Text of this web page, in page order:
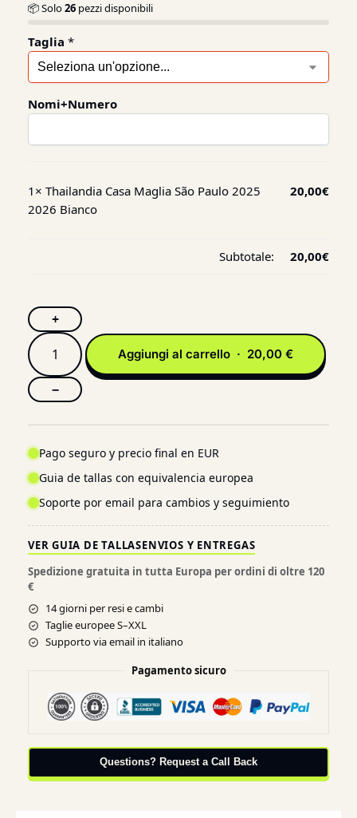
📦 Solo26 pezzi disponibili
Taglia *
Nomi+Numero
1× Thailandia Casa Maglia São Paulo 2025
2026 Bianco
20,00€
Subtotale: 20,00€
+
−
Aggiungi al carrello · 20,00 €
Pago seguro y precio final en EUR
Guia de tallas con equivalencia europea
Soporte por email para cambios y seguimiento
VER GUIA DE TALLASENVIOS Y ENTREGAS
Spedizione gratuita in tutta Europa per ordini di oltre 120
€
14 giorni per resi e cambi
Taglie europee S–XXL
Supporto via email in italiano
Pagamento sicuro
Questions? Request a Call Back